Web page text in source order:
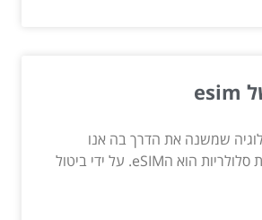
שמשנה את הדרך בה אנו
מתחברים לרשתות סלולריות הוא הeSIM. על ידי ביטול